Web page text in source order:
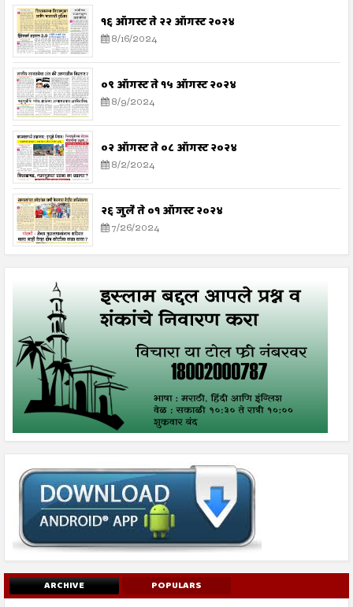
१६ ऑगस्ट ते २२ ऑगस्ट २०२४
8/16/2024
०९ ऑगस्ट ते १५ ऑगस्ट २०२४
8/9/2024
०२ ऑगस्ट ते ०८ ऑगस्ट २०२४
8/2/2024
२६ जुलै ते ०१ ऑगस्ट २०२४
7/26/2024
ARCHIVE POPULARS